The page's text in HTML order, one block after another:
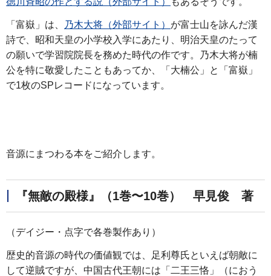
「富嶽」は、 乃木大将（外部サイト） が富士山を詠んだ漢
詩で、昭和天皇の小学校入学にあたり、明治天皇のたって
の願いで学習院院長を務めた時代の作です。乃木大将が楠
公を特に敬愛したこともあってか、「大楠公」と「富嶽」
で1枚のSPレコードになっています。
音源にまつわる本をご紹介します。
『無敵の殿様』（1巻〜10巻） 早見俊 著
（デイジー・点字で各巻製作あり）
歴史的音源の時代の価値観では、足利尊氏といえば朝敵に
して逆賊ですが、中国古代王朝には「二王三恪」（におう